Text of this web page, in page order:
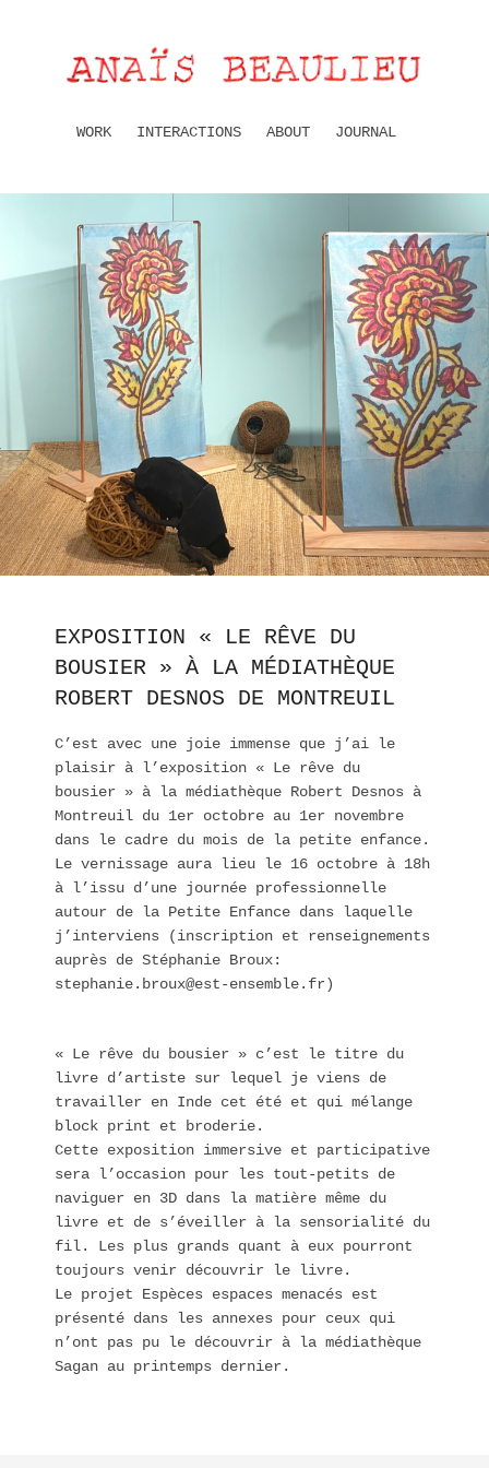
WORK INTERACTIONS ABOUT JOURNAL
EXPOSITION « LE RÊVE DU
BOUSIER » À LA MÉDIATHÈQUE
ROBERT DESNOS DE MONTREUIL
C’est avec une joie immense que j’ai le
plaisir à l’exposition « Le rêve du
bousier » à la médiathèque Robert Desnos à
Montreuil du 1er octobre au 1er novembre
dans le cadre du mois de la petite enfance.
Le vernissage aura lieu le 16 octobre à 18h
à l’issu d’une journée professionnelle
autour de la Petite Enfance dans laquelle
j’interviens (inscription et renseignements
auprès de Stéphanie Broux:
stephanie.broux@est-ensemble.fr)
« Le rêve du bousier » c’est le titre du
livre d’artiste sur lequel je viens de
travailler en Inde cet été et qui mélange
block print et broderie.
Cette exposition immersive et participative
sera l’occasion pour les tout-petits de
naviguer en 3D dans la matière même du
livre et de s’éveiller à la sensorialité du
fil. Les plus grands quant à eux pourront
toujours venir découvrir le livre.
Le projet Espèces espaces menacés est
présenté dans les annexes pour ceux qui
n’ont pas pu le découvrir à la médiathèque
Sagan au printemps dernier.